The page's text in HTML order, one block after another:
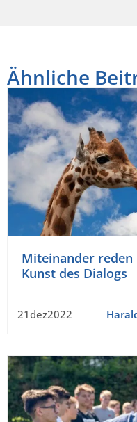
Ähnliche
Miteinander
Kunst des Dialogs
21dez2022